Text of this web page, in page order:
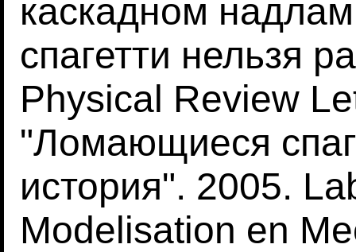
каскадном
спагетти нельзя
Physical Review
"Ломающиеся
история". 2005.
Modelisation en